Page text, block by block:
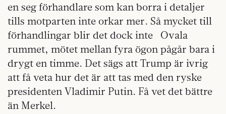
en seg förhandlare som kan borra i detaljer
tills motparten inte orkar mer. Så mycket till
förhandlingar blir det dock inte
Ovala
rummet, mötet mellan fyra ögon pågår bara i
drygt en timme. Det sägs att Trump är ivrig
att få veta hur det är att tas med den ryske
presidenten Vladimir Putin. Få vet det bättre
än Merkel.